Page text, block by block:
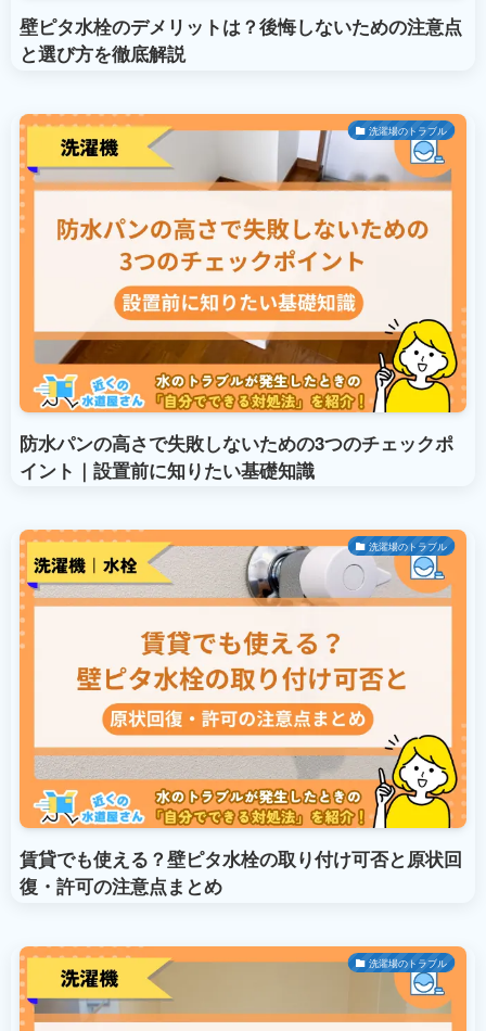
壁ピタ水栓のデメリットは？後悔しないための注意点
と選び方を徹底解説
洗濯場のトラブル
防水パンの高さで失敗しないための3つのチェックポ
イント｜設置前に知りたい基礎知識
洗濯場のトラブル
賃貸でも使える？壁ピタ水栓の取り付け可否と原状回
復・許可の注意点まとめ
洗濯場のトラブル